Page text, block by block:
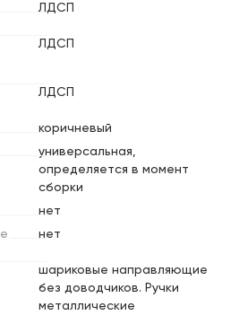
ЛДСП
ЛДСП
ЛДСП
коричневый
универсальная,
определяется в момент
сборки
нет
нет
шариковые направляющие
без доводчиков. Ручки
металлические